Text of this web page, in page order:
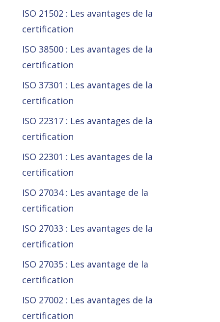
ISO 21502 : Les avantages de la
certification
ISO 38500 : Les avantages de la
certification
ISO 37301 : Les avantages de la
certification
ISO 22317 : Les avantages de la
certification
ISO 22301 : Les avantages de la
certification
ISO 27034 : Les avantage de la
certification
ISO 27033 : Les avantages de la
certification
ISO 27035 : Les avantage de la
certification
ISO 27002 : Les avantages de la
certification